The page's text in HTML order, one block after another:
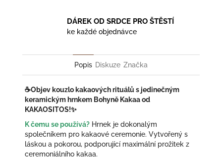
DÁREK OD SRDCE PRO ŠTĚSTÍ
ke každé objednávce
Popis Diskuze Značka
☕Objev kouzlo kakaových rituálů s jedinečným
keramickým hrnkem Bohyně Kakaa od
KAKAOSITOS!✨
K čemu se používá? Hrnek je dokonalým
společníkem pro kakaové ceremonie. Vytvořený s
láskou a pokorou, podporující maximální prožitek z
ceremoniálního kakaa.